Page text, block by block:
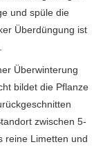
und spüle die
Überdüngung ist
Überwinterung
bildet die Pflanze
zwischen 5-
reine Limetten und